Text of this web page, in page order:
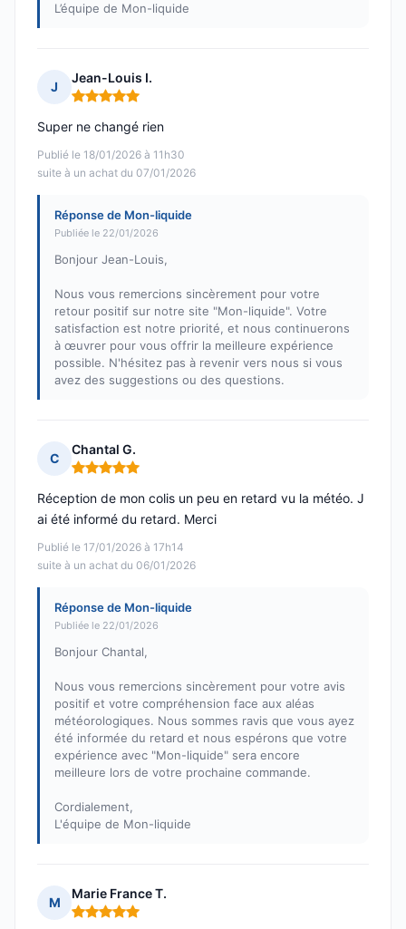
L’équipe de Mon-liquide
J
Jean-Louis I.
Note : 5 sur 5
Publié le 18/01/2026 à 11h30
suite à un achat du 07/01/2026
Super ne changé rien
Réponse de Mon-liquide
Publiée le 22/01/2026
Bonjour Jean-Louis,
Nous vous remercions sincèrement pour votre
retour positif sur notre site "Mon-liquide". Votre
satisfaction est notre priorité, et nous continuerons
à œuvrer pour vous offrir la meilleure expérience
possible. N'hésitez pas à revenir vers nous si vous
avez des suggestions ou des questions.
C
Chantal G.
Note : 5 sur 5
Publié le 17/01/2026 à 17h14
suite à un achat du 06/01/2026
Réception de mon colis un peu en retard vu la météo. J
ai été informé du retard. Merci
Réponse de Mon-liquide
Publiée le 22/01/2026
Bonjour Chantal,
Nous vous remercions sincèrement pour votre avis
positif et votre compréhension face aux aléas
météorologiques. Nous sommes ravis que vous ayez
été informée du retard et nous espérons que votre
expérience avec "Mon-liquide" sera encore
meilleure lors de votre prochaine commande.
Cordialement,
L'équipe de Mon-liquide
M
Marie France T.
Note : 5 sur 5